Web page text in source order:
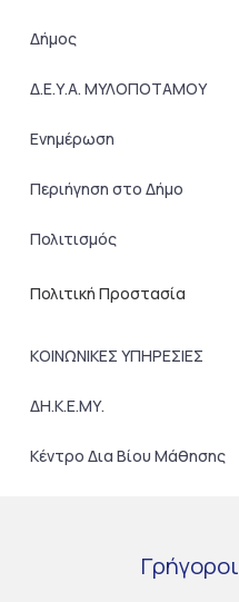
Δήμος
Δ.Ε.Υ.Α. ΜΥΛΟΠΟΤΑΜΟΥ
Ενημέρωση
Περιήγηση στο Δήμο
Πολιτισμός
Πολιτική Προστασία
ΚΟΙΝΩΝΙΚΕΣ ΥΠΗΡΕΣΙΕΣ
ΔΗ.Κ.Ε.ΜΥ.
Κέντρο Δια Βίου Μάθησης
Γρήγοροι